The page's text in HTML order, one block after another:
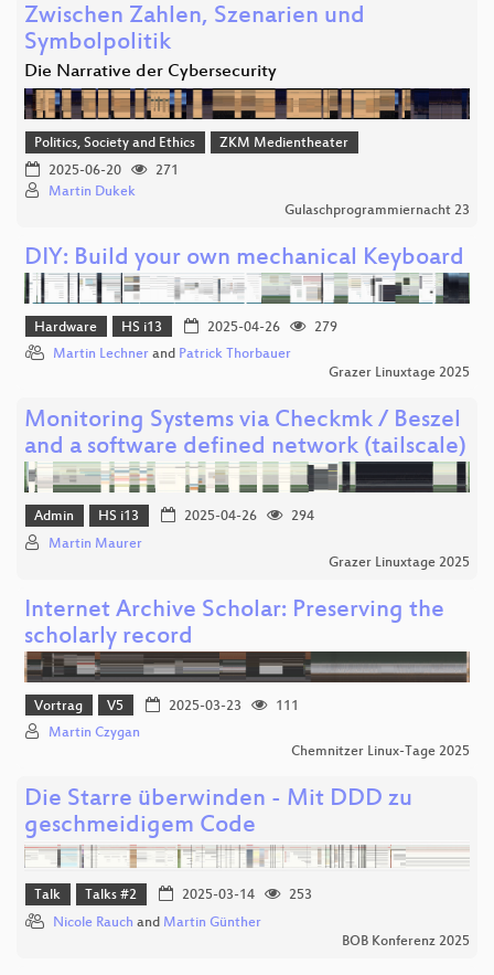
Zwischen Zahlen, Szenarien und
Symbolpolitik
Die Narrative der Cybersecurity
Politics, Society and Ethics
ZKM Medientheater
2025-06-20
271
Martin Dukek
Gulaschprogrammiernacht 23
DIY: Build your own mechanical Keyboard
Hardware HS i13 2025-04-26
279
Martin Lechner and Patrick Thorbauer
Grazer Linuxtage 2025
Monitoring Systems via Checkmk / Beszel
and a software defined network (tailscale)
Admin HS i13 2025-04-26
294
Martin Maurer
Grazer Linuxtage 2025
Internet Archive Scholar: Preserving the
scholarly record
Vortrag V5 2025-03-23
111
Martin Czygan
Chemnitzer Linux-Tage 2025
Die Starre überwinden - Mit DDD zu
geschmeidigem Code
Talk Talks #2 2025-03-14
253
Nicole Rauch and Martin Günther
BOB Konferenz 2025